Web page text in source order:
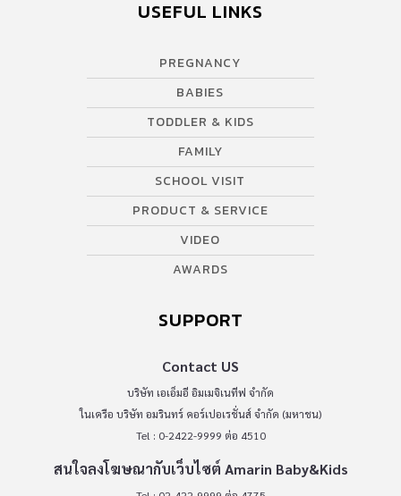
USEFUL LINKS
PREGNANCY
BABIES
TODDLER & KIDS
FAMILY
SCHOOL VISIT
PRODUCT & SERVICE
VIDEO
AWARDS
SUPPORT
Contact US
บริษัท เอเอ็มอี อิมเมจิเนทีฟ จำกัด
ในเครือ บริษัท อมรินทร์ คอร์เปอเรชั่นส์ จำกัด (มหาชน)
Tel : 0-2422-9999 ต่อ 4510
สนใจลงโฆษณากับเว็บไซต์ Amarin Baby&Kids